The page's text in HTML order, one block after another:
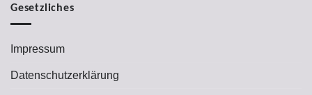
Gesetzliches
Impressum
Datenschutzerklärung